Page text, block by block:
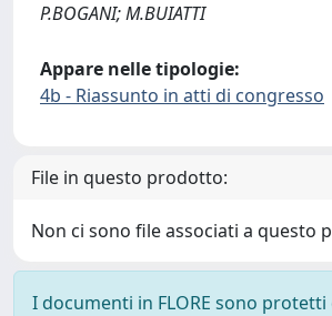
P.BOGANI; M.BUIATTI
Appare nelle tipologie:
4b - Riassunto in atti di congresso
File in questo prodotto:
Non ci sono file associati a questo
I documenti in FLORE sono